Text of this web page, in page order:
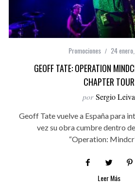
Promociones 24
GEOFF TATE: OPERATION
CHAPTER TOUR
por Sergio Leiva
Geoff Tate vuelve a España para
vez su obra cumbre dentro
“Operation:
Leer Más